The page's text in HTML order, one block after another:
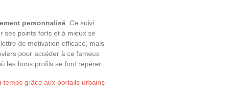
personnalisé . Ce suivi
ses points forts et à mieux se
de motivation efficace, mais
pour accéder à ce fameux
les bons profils se font repérer.
temps grâce aux portails urbains